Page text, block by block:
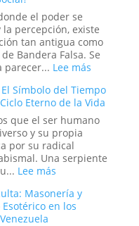
el poder se
percepción, existe
tan antigua como
Bandera Falsa. Se
parecer... Lee más:
de
Bandera
Falsa
Historia:
Símbolo del Tiempo
Eterno de la Vida
que el ser humano
y su propia
por su radical
Una serpiente
Lee más:
El
Símbolo
Masonería y
en los